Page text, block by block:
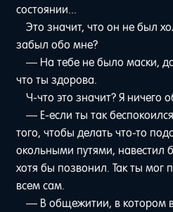
состоянии...
Это значит, что он не был
забыл обо мне?
— На тебе не было маски,
что ты здорова.
Ч-что это значит? Я ничего
— Е-если ты так
того, чтобы делать что-то
окольными путями, навестил
хотя бы позвонил. Так ты мог
всем сам.
— В общежитии, в котором